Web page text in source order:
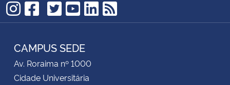
Instagram
Facebook
TikTok
Twitter
YouTube
LinkedIn
RSS
CAMPUS SEDE
Av. Roraima nº 1000
Cidade Universitária